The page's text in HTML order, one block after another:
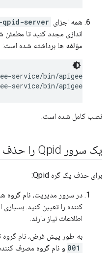
همه اجزای qpid-server
اندازی مجدد کنید تا
مؤلفه ها برداشته شده است:
service/bin/apigee-
service/bin/apigee-
نصب کامل شده است.
یک سرور Qpid را حذف کنید
برای حذف یک گره Qpid:
در سرور مدیریت، نام
کننده را تعیین کنید. بسیاری
اطلاعات نیاز دارند.
به طور پیش فرض، نام گروه
001 و نام گروه مصرف